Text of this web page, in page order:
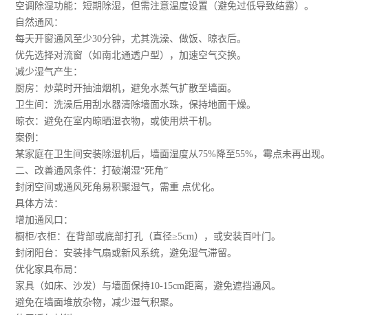
空调除湿功能：短期除湿，但需注意温度设置（避免过低导致结露）。
自然通风：
每天开窗通风至少30分钟，尤其洗澡、做饭、晾衣后。
优先选择对流窗（如南北通透户型），加速空气交换。
减少湿气产生：
厨房：炒菜时开抽油烟机，避免水蒸气扩散至墙面。
卫生间：洗澡后用刮水器清除墙面水珠，保持地面干燥。
晾衣：避免在室内晾晒湿衣物，或使用烘干机。
案例：
某家庭在卫生间安装除湿机后，墙面湿度从75%降至55%，霉点未再出现。
二、改善通风条件：打破潮湿“死角”
封闭空间或通风死角易积聚湿气，需重 点优化。
具体方法：
增加通风口：
橱柜/衣柜：在背部或底部打孔（直径≥5cm），或安装百叶门。
封闭阳台：安装排气扇或新风系统，避免湿气滞留。
优化家具布局：
家具（如床、沙发）与墙面保持10-15cm距离，避免遮挡通风。
避免在墙面堆放杂物，减少湿气积聚。